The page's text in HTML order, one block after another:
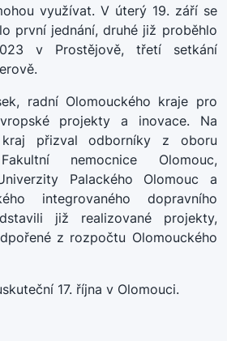
využívat. V úterý 19. září se
první jednání, druhé již proběhlo
v Prostějově, třetí setkání
radní Olomouckého kraje pro
projekty a inovace. Na
přizval odborníky z oboru
nemocnice Olomouc,
Palackého Olomouc a
integrovaného dopravního
již realizované projekty,
z rozpočtu Olomouckého
17. října v Olomouci.